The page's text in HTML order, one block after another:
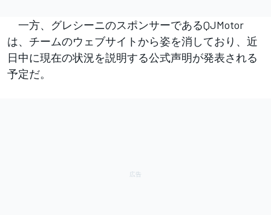
一方、グレシーニのスポンサーであるQJMotor
は、チームのウェブサイトから姿を消しており、近
日中に現在の状況を説明する公式声明が発表される
予定だ。